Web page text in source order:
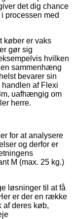
det dig chance
processen med
køber er vaks
gør sig
hvilken
sammenhæng
bevarer sin
af Flexi
uafhængig om
herre.
for at analysere
og derfor er
M (max. 25 kg.)
løsninger til at få
er der en række
af deres køb,